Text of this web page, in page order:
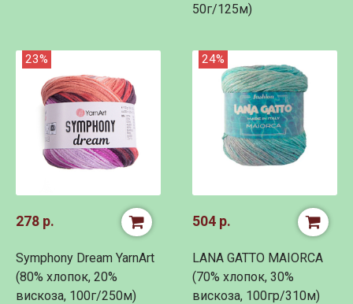
50г/125м)
23%
278 р.
Symphony Dream YarnArt
(80% хлопок, 20%
вискоза, 100г/250м)
24%
504 р.
LANA GATTO MAIORCA
(70% хлопок, 30%
вискоза, 100гр/310м)